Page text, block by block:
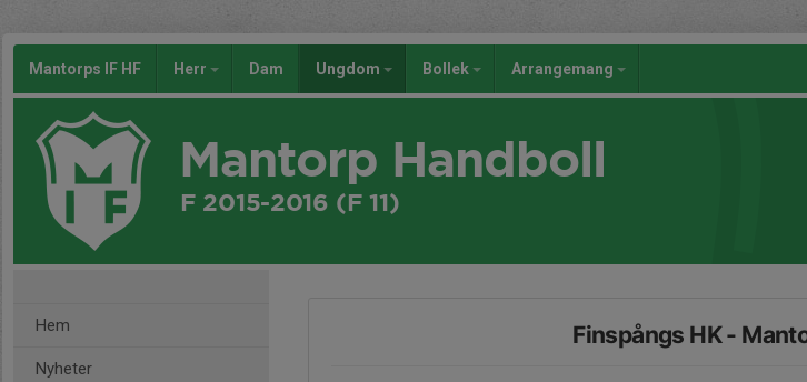
Mantorps IF HF Herr Dam Ungdom Bollek Arrangemang
Mantorp Handboll
F 2015-2016 (F 11)
Hem
Nyheter
Finspångs HK -